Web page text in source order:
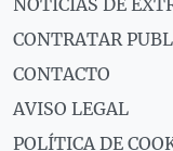
CONTRATAR
CONTACTO
AVISO LEGAL
POLÍTICA DE